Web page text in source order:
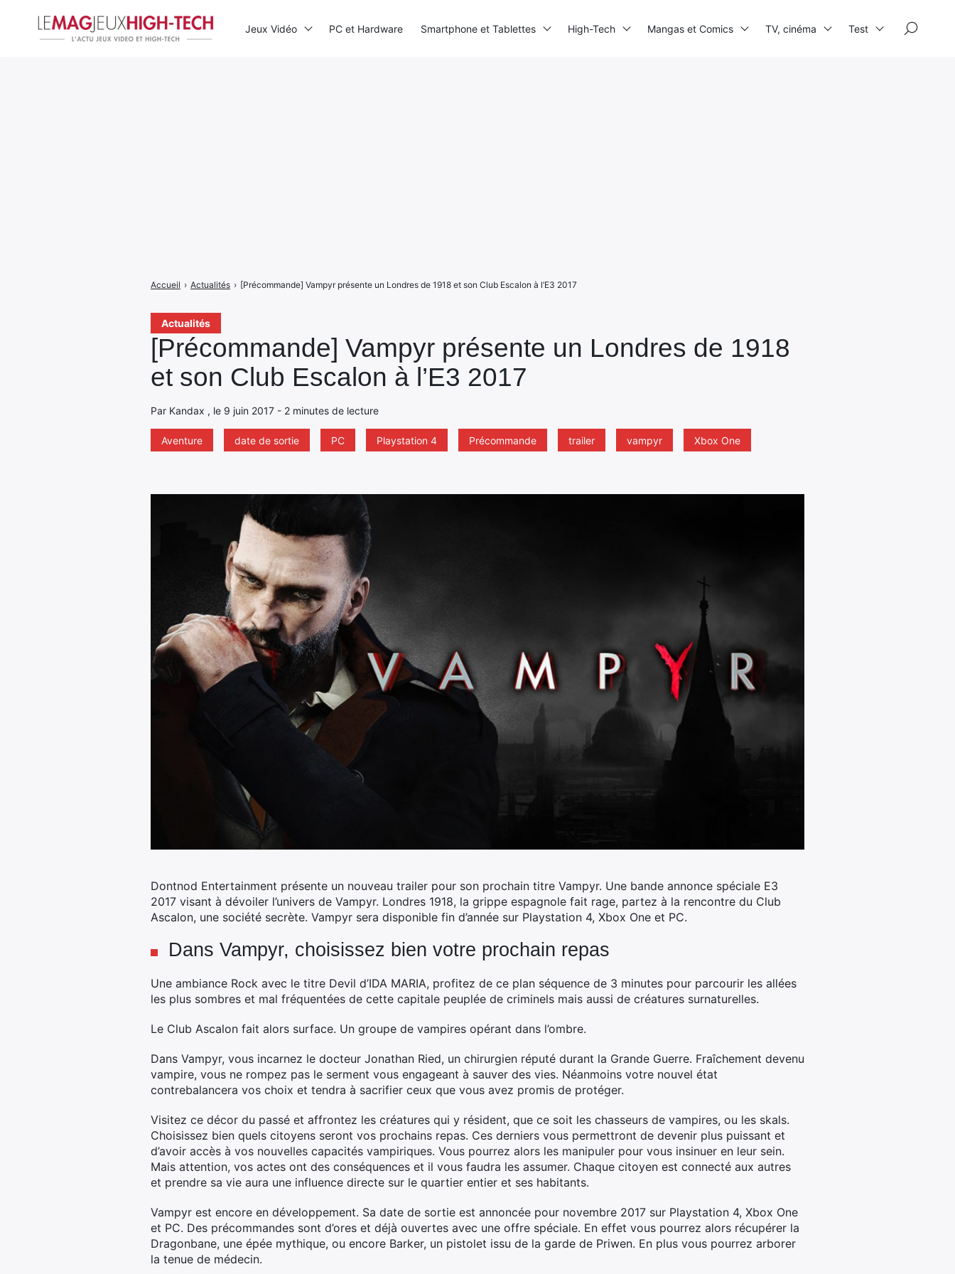
Actualités
[Précommande] Vampyr présente un Londres de 1918
et son Club Escalon à l’E3 2017
Par Kandax , le 9 juin 2017 - 2 minutes de lecture
Aventure date de sortie PC Playstation 4 Précommande trailer vampyr Xbox One
Accueil › Actualités › [Précommande] Vampyr présente un Londres de 1918 et son Club Escalon à l’E3 2017
Dontnod Entertainment présente un nouveau trailer pour son prochain titre Vampyr. Une bande annonce spéciale E3
2017 visant à dévoiler l’univers de Vampyr. Londres 1918, la grippe espagnole fait rage, partez à la rencontre du Club
Ascalon, une société secrète. Vampyr sera disponible fin d’année sur Playstation 4, Xbox One et PC.
Dans Vampyr, choisissez bien votre prochain repas
Une ambiance Rock avec le titre Devil d’IDA MARIA, profitez de ce plan séquence de 3 minutes pour parcourir les allées
les plus sombres et mal fréquentées de cette capitale peuplée de criminels mais aussi de créatures surnaturelles.
Le Club Ascalon fait alors surface. Un groupe de vampires opérant dans l’ombre.
Dans Vampyr, vous incarnez le docteur Jonathan Ried, un chirurgien réputé durant la Grande Guerre. Fraîchement devenu
vampire, vous ne rompez pas le serment vous engageant à sauver des vies. Néanmoins votre nouvel état
contrebalancera vos choix et tendra à sacrifier ceux que vous avez promis de protéger.
Visitez ce décor du passé et affrontez les créatures qui y résident, que ce soit les chasseurs de vampires, ou les skals.
Choisissez bien quels citoyens seront vos prochains repas. Ces derniers vous permettront de devenir plus puissant et
d’avoir accès à vos nouvelles capacités vampiriques. Vous pourrez alors les manipuler pour vous insinuer en leur sein.
Mais attention, vos actes ont des conséquences et il vous faudra les assumer. Chaque citoyen est connecté aux autres
et prendre sa vie aura une influence directe sur le quartier entier et ses habitants.
Vampyr est encore en développement. Sa date de sortie est annoncée pour novembre 2017 sur Playstation 4, Xbox One
et PC. Des précommandes sont d’ores et déjà ouvertes avec une offre spéciale. En effet vous pourrez alors récupérer la
Dragonbane, une épée mythique, ou encore Barker, un pistolet issu de la garde de Priwen. En plus vous pourrez arborer
la tenue de médecin.
Jeux Vidéo PC et Hardware Smartphone et Tablettes High-Tech Mangas et Comics TV, cinéma Test